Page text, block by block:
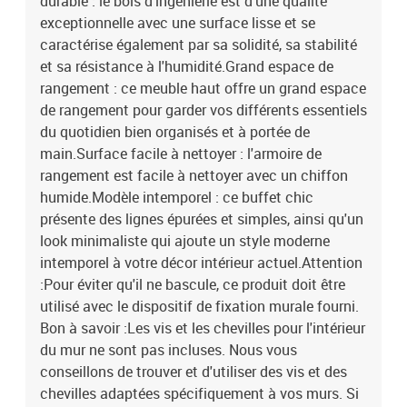
exceptionnelle avec une surface lisse et se
caractérise également par sa solidité, sa stabilité
et sa résistance à l'humidité.Grand espace de
rangement : ce meuble haut offre un grand espace
de rangement pour garder vos différents essentiels
du quotidien bien organisés et à portée de
main.Surface facile à nettoyer : l'armoire de
rangement est facile à nettoyer avec un chiffon
humide.Modèle intemporel : ce buffet chic
présente des lignes épurées et simples, ainsi qu'un
look minimaliste qui ajoute un style moderne
intemporel à votre décor intérieur actuel.Attention
:Pour éviter qu'il ne bascule, ce produit doit être
utilisé avec le dispositif de fixation murale fourni.
Bon à savoir :Les vis et les chevilles pour l'intérieur
du mur ne sont pas incluses. Nous vous
conseillons de trouver et d'utiliser des vis et des
chevilles adaptées spécifiquement à vos murs. Si